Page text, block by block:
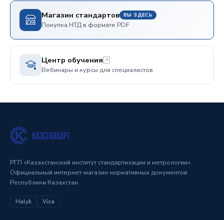
Магазин стандартов ВЫ ЗДЕСЬ
Покупка НТД в формате PDF
Центр обучения
Вебинары и курсы для специалистов
РГП «Казахстанский институт стандартизации и метрологии».
Официальный интернет-магазин нормативных документов
Республики Казахстан.
Halyk Visa